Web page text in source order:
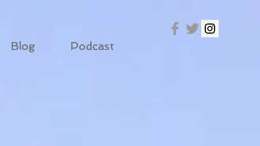
Blog Podcast